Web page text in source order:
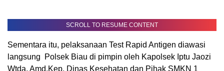
SCROLL TO RESUME CONTENT
Sementara itu, pelaksanaan Test Rapid Antigen diawasi
langsung Polsek Biau di pimpin oleh Kapolsek Iptu Jaozi
Wtda, Amd,Kep, Dinas Kesehatan dan Pihak SMKN 1